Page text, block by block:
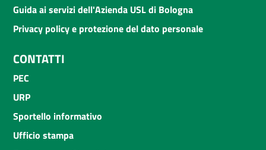
Guida ai servizi dell'Azienda USL di Bologna
Privacy policy e protezione del dato personale
CONTATTI
PEC
URP
Sportello informativo
Ufficio stampa